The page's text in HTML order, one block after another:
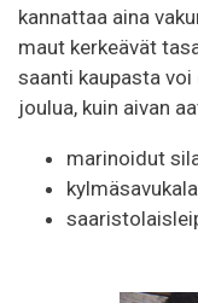
kannattaa aina
maut kerkeävät
saanti kaupasta voi
joulua, kuin aivan
marinoidut